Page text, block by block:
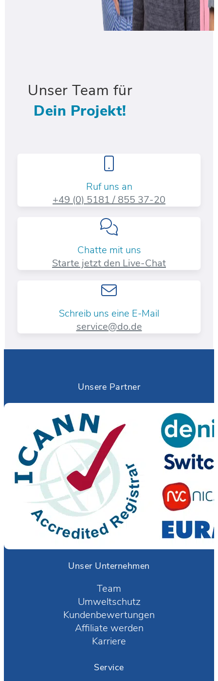
Unser Team für
Dein Projekt!
Ruf uns an
+49 (0) 5181 / 855 37-20​
Chatte mit uns
Starte jetzt den Live-Chat
Schreib uns eine E-Mail
service@do.de
Unsere Partner
Unser Unternehmen
Team
Umweltschutz
Kundenbewertungen
Affiliate werden
Karriere
Service